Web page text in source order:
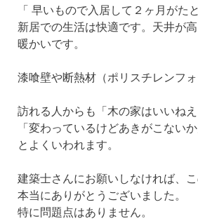
「 早いもので入居して２ヶ月がた
新居での生活は快適です。天井が
暖かいです。
漆喰壁や断熱材（ポリスチレンフ
訪れる人からも「木の家はいいねえ
「変わっているけどあきがこないか
とよくいわれます。
建築士さんにお願いしなければ、
本当にありがとうございました。
特に問題点はありません。